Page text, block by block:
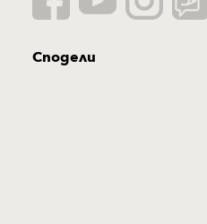
Сподели